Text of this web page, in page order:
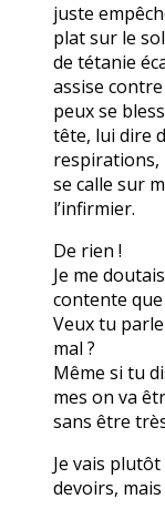
juste
plat sur le
de tétanie
assise
peux se
tête, lui dire
respirations,
se calle sur
l’infirmier.
De rien !
Je me
contente
Veux tu
mal ?
Même si tu
mes on va
sans être
Je vais
devoirs,